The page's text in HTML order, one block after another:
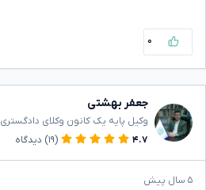
۰
جعفر بهشتی
وکیل پایه یک کانون وکلای دادگستری
۴.۷
(۱۹) دیدگاه
۵ سال پیش